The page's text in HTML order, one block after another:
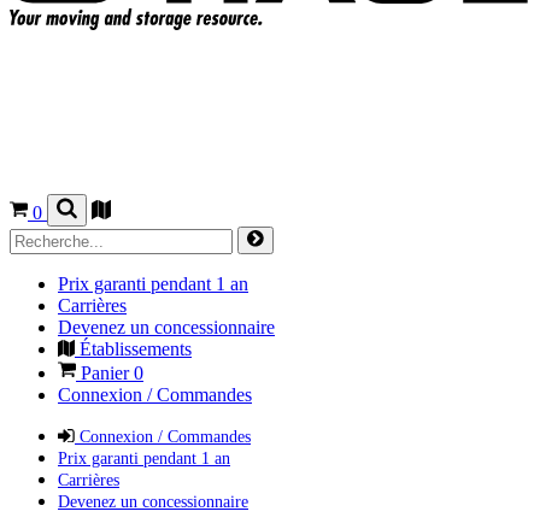
0
Prix garanti pendant 1 an
Carrières
Devenez un concessionnaire
Établissements
Panier0
Connexion / Commandes
Connexion / Commandes
Prix garanti pendant 1 an
Carrières
Devenez un concessionnaire